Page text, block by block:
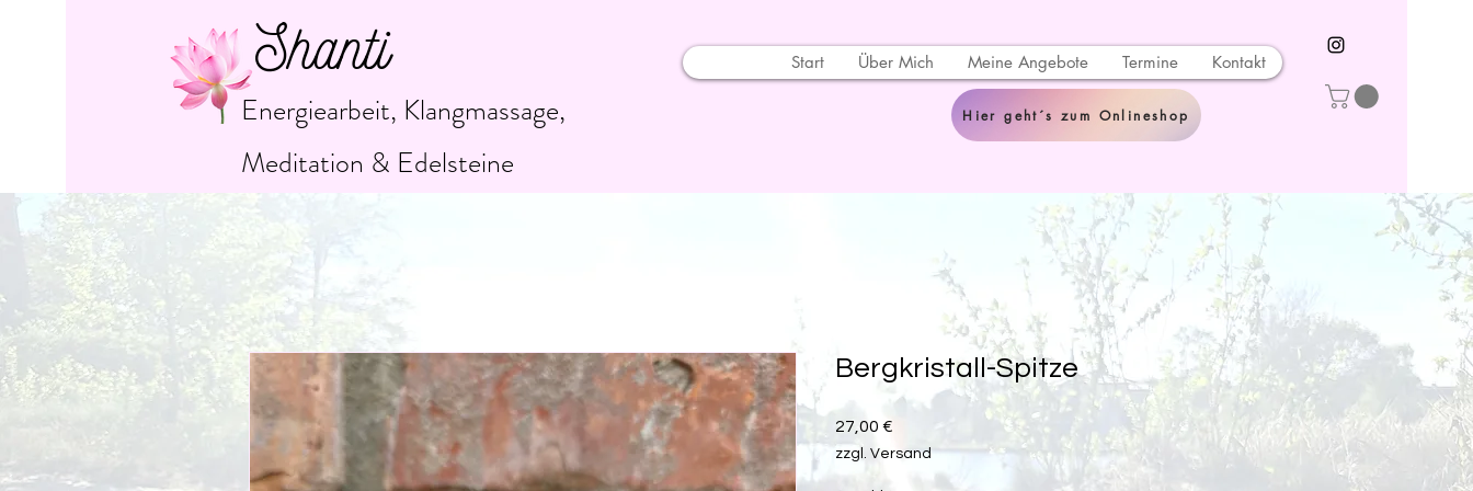
Shanti
Energiearbeit, Klangmassage,
Meditation & Edelsteine
Start Über Mich Meine Angebote Termine Kontakt
Hier geht´s zum Onlineshop
Bergkristall-Spitze
27,00 €
zzgl. Versand